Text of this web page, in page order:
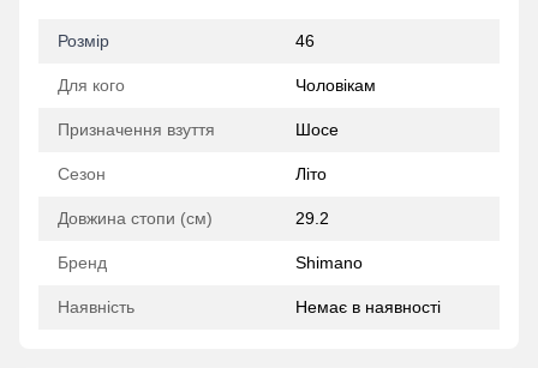
Розмір 46
Для кого Чоловікам
Призначення взуття Шосе
Сезон Літо
Довжина стопи (см) 29.2
Бренд Shimano
Наявність Немає в наявності